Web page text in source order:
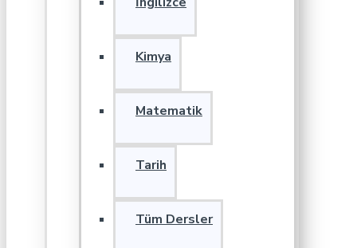
Kimya
Matematik
Tarih
Tüm Dersler